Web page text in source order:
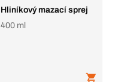
Hliníkový mazací sprej
400 ml